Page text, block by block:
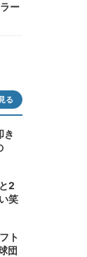
ー
る
き
2
笑
ト
団